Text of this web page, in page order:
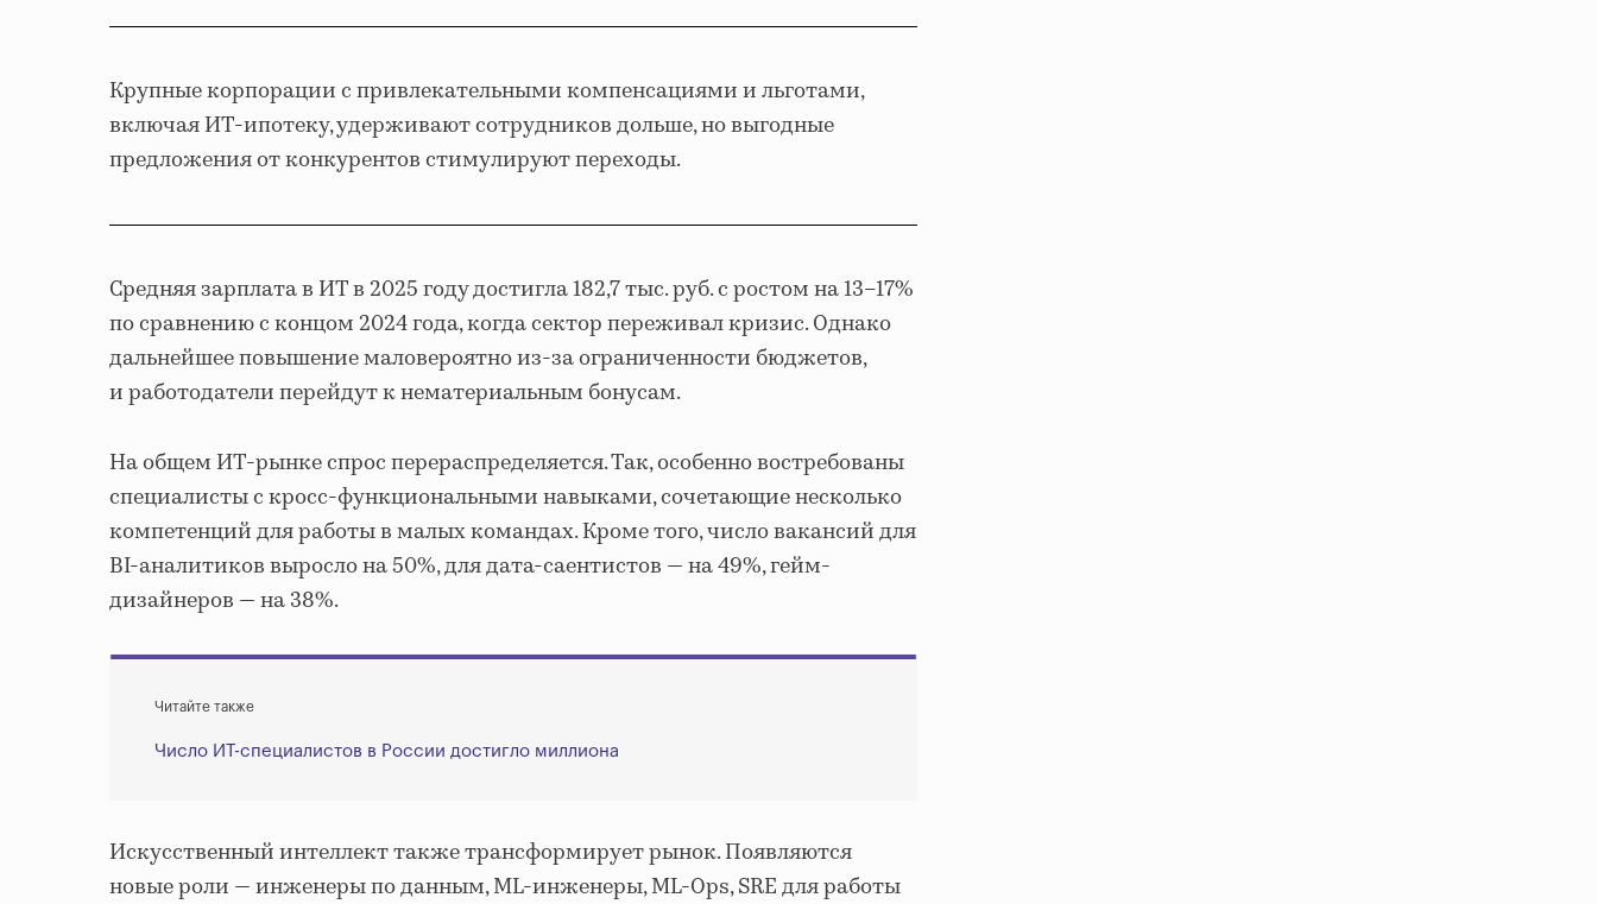
Крупные корпорации с привлекательными компенсациями и льготами,
включая ИТ-ипотеку, удерживают сотрудников дольше, но выгодные
предложения от конкурентов стимулируют переходы.
Средняя зарплата в ИТ в 2025 году достигла 182,7 тыс. руб. с ростом на 13–17%
по сравнению с концом 2024 года, когда сектор переживал кризис. Однако
дальнейшее повышение маловероятно из-за ограниченности бюджетов,
и работодатели перейдут к нематериальным бонусам.
На общем ИТ-рынке спрос перераспределяется. Так, особенно востребованы
специалисты с кросс-функциональными навыками, сочетающие несколько
компетенций для работы в малых командах. Кроме того, число вакансий для
BI-аналитиков выросло на 50%, для дата-саентистов — на 49%, гейм-
дизайнеров — на 38%.
Читайте также
Число ИТ-специалистов в России достигло миллиона
Искусственный интеллект также трансформирует рынок. Появляются
новые роли — инженеры по данным, ML-инженеры, ML-Ops, SRE для работы